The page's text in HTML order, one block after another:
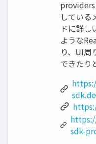
providers
している
ドに詳し
ような
り、UI周
できたり
sdk-